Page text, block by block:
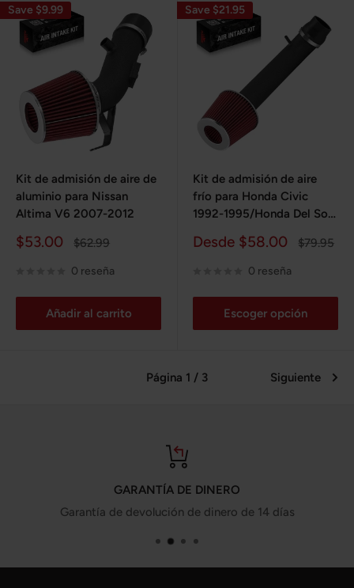
Save $9.99
Kit de admisión de aire de
aluminio para Nissan
Altima V6 2007-2012
Precio
$53.00
Precio
$62.99
0 reseña
Añadir al carrito
Save $21.95
Kit de admisión de aire
frío para Honda Civic
1992-1995/Honda Del Sol
Precio
Desde $58.00
Precio
$79.95
0 reseña
Escoger opción
Página 1 / 3 Siguiente
GARANTÍA DE DINERO
Garantía de devolución de dinero de 14 días